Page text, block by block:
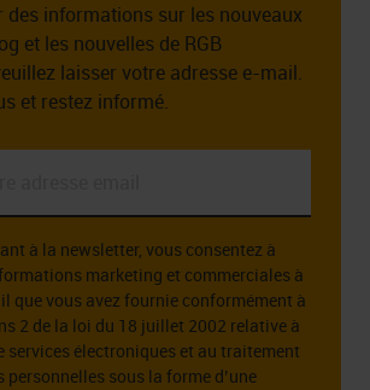
des informations sur les nouveaux
et les nouvelles de RGB
laisser votre adresse e-mail.
et restez informé.
à la newsletter, vous consentez à
marketing et commerciales à
que vous avez fournie conformément à
2 de la loi du 18 juillet 2002 relative à
services électroniques et au traitement
personnelles sous la forme d’une